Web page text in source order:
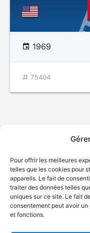
Pour offrir les meilleures
telles que les cookies pour
appareils. Le fait de
traiter des données telles
uniques sur ce site. Le fait
consentement peut avoir
et fonctions.
1969
75404